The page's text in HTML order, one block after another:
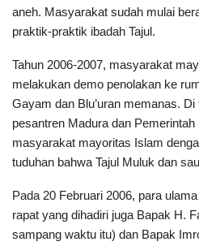
aneh. Masyarakat sudah mulai
praktik-praktik ibadah Tajul.
Tahun 2006-2007, masyarakat
melakukan demo penolakan ke
Gayam dan Blu’uran memanas.
pesantren Madura dan
masyarakat mayoritas Islam
tuduhan bahwa Tajul Muluk dan
Pada 20 Februari 2006, para
rapat yang dihadiri juga Bapak H.
sampang waktu itu) dan Bapak